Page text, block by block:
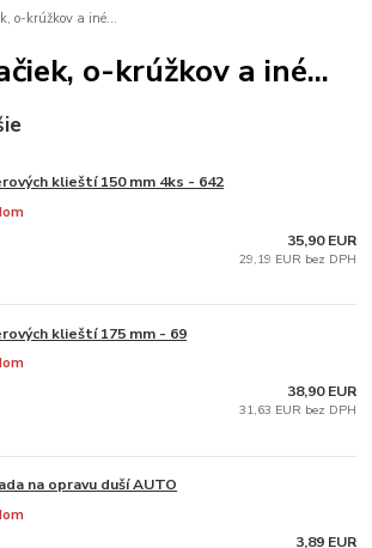
o-krúžkov a iné...
o-krúžkov a iné...
klieští 150 mm 4ks - 642
35,90 EUR
29,19 EUR bez DPH
klieští 175 mm - 69
38,90 EUR
31,63 EUR bez DPH
na opravu duší AUTO
3,89 EUR